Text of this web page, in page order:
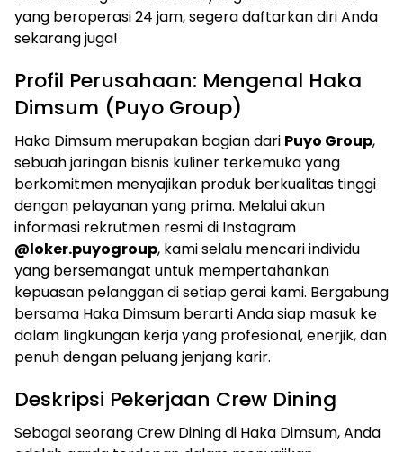
yang beroperasi 24 jam, segera daftarkan diri Anda
sekarang juga!
Profil Perusahaan: Mengenal Haka
Dimsum (Puyo Group)
Haka Dimsum merupakan bagian dari Puyo Group,
sebuah jaringan bisnis kuliner terkemuka yang
berkomitmen menyajikan produk berkualitas tinggi
dengan pelayanan yang prima. Melalui akun
informasi rekrutmen resmi di Instagram
@loker.puyogroup, kami selalu mencari individu
yang bersemangat untuk mempertahankan
kepuasan pelanggan di setiap gerai kami. Bergabung
bersama Haka Dimsum berarti Anda siap masuk ke
dalam lingkungan kerja yang profesional, enerjik, dan
penuh dengan peluang jenjang karir.
Deskripsi Pekerjaan Crew Dining
Sebagai seorang Crew Dining di Haka Dimsum, Anda